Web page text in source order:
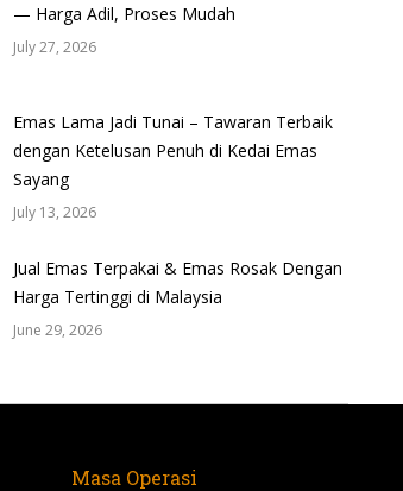
— Harga Adil, Proses Mudah
July 27, 2026
Emas Lama Jadi Tunai – Tawaran Terbaik
dengan Ketelusan Penuh di Kedai Emas
Sayang
July 13, 2026
Jual Emas Terpakai & Emas Rosak Dengan
Harga Tertinggi di Malaysia
June 29, 2026
Masa Operasi